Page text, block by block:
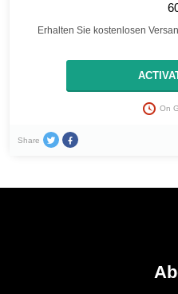
Erhalten Sie kostenlosen
On
Share